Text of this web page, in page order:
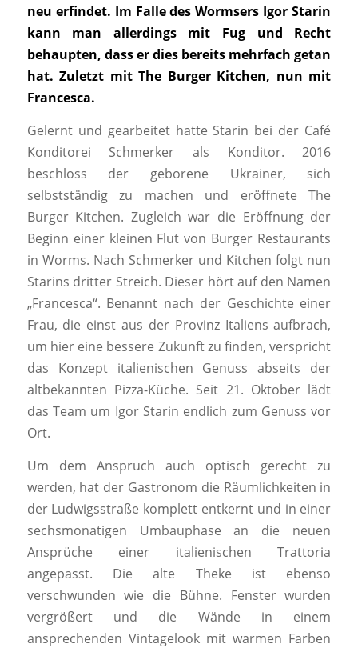
neu erfindet. Im Falle des Wormsers Igor Starin
kann man allerdings mit Fug und Recht
behaupten, dass er dies bereits mehrfach getan
hat. Zuletzt mit The Burger Kitchen, nun mit
Francesca.
Gelernt und gearbeitet hatte Starin bei der Café
Konditorei Schmerker als Konditor. 2016
beschloss der geborene Ukrainer, sich
selbstständig zu machen und eröffnete The
Burger Kitchen. Zugleich war die Eröffnung der
Beginn einer kleinen Flut von Burger Restaurants
in Worms. Nach Schmerker und Kitchen folgt nun
Starins dritter Streich. Dieser hört auf den Namen
„Francesca“. Benannt nach der Geschichte einer
Frau, die einst aus der Provinz Italiens aufbrach,
um hier eine bessere Zukunft zu finden, verspricht
das Konzept italienischen Genuss abseits der
altbekannten Pizza-Küche. Seit 21. Oktober lädt
das Team um Igor Starin endlich zum Genuss vor
Ort.
Um dem Anspruch auch optisch gerecht zu
werden, hat der Gastronom die Räumlichkeiten in
der Ludwigsstraße komplett entkernt und in einer
sechsmonatigen Umbauphase an die neuen
Ansprüche einer italienischen Trattoria
angepasst. Die alte Theke ist ebenso
verschwunden wie die Bühne. Fenster wurden
vergrößert und die Wände in einem
ansprechenden Vintagelook mit warmen Farben